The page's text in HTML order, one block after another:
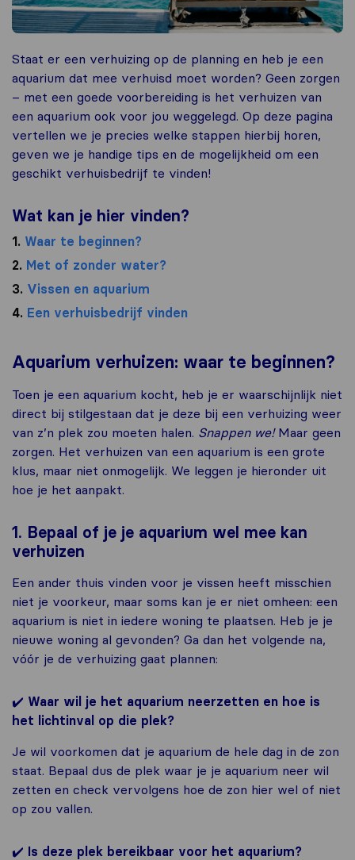
Staat er een verhuizing op de planning en heb je een
aquarium dat mee verhuisd moet worden? Geen zorgen
– met een goede voorbereiding is het verhuizen van
een aquarium ook voor jou weggelegd. Op deze pagina
vertellen we je precies welke stappen hierbij horen,
geven we je handige tips en de mogelijkheid om een
geschikt verhuisbedrijf te vinden!
Wat kan je hier vinden?
1. Waar te beginnen?
2. Met of zonder water?
3. Vissen en aquarium
4. Een verhuisbedrijf vinden
Aquarium verhuizen: waar te beginnen?
Toen je een aquarium kocht, heb je er waarschijnlijk niet
direct bij stilgestaan dat je deze bij een verhuizing weer
van z’n plek zou moeten halen. Snappen we!Maar geen
zorgen. Het verhuizen van een aquarium is een grote
klus, maar niet onmogelijk. We leggen je hieronder uit
hoe je het aanpakt.
1. Bepaal of je je aquarium wel mee kan
verhuizen
Een ander thuis vinden voor je vissen heeft misschien
niet je voorkeur, maar soms kan je er niet omheen: een
aquarium is niet in iedere woning te plaatsen. Heb je je
nieuwe woning al gevonden? Ga dan het volgende na,
vóór je de verhuizing gaat plannen:
✔️ Waar wil je het aquarium neerzetten en hoe is
het lichtinval op die plek?
Je wil voorkomen dat je aquarium de hele dag in de zon
staat. Bepaal dus de plek waar je je aquarium neer wil
zetten en check vervolgens hoe de zon hier wel of niet
op zou vallen.
✔️ Is deze plek bereikbaar voor het aquarium?